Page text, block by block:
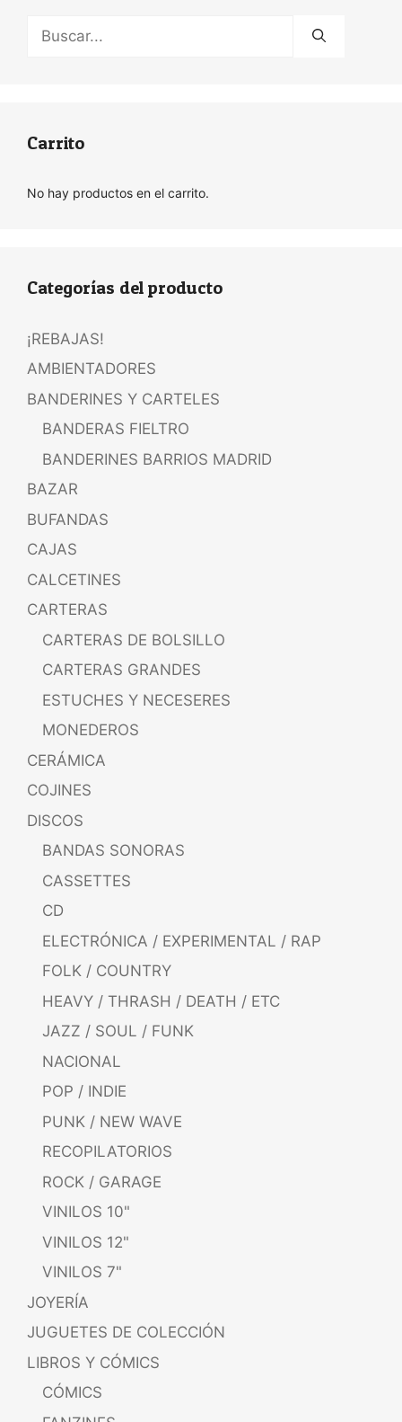
Carrito
No hay productos en el carrito.
Categorías del producto
¡REBAJAS!
AMBIENTADORES
BANDERINES Y CARTELES
BANDERAS FIELTRO
BANDERINES BARRIOS MADRID
BAZAR
BUFANDAS
CAJAS
CALCETINES
CARTERAS
CARTERAS DE BOLSILLO
CARTERAS GRANDES
ESTUCHES Y NECESERES
MONEDEROS
CERÁMICA
COJINES
DISCOS
BANDAS SONORAS
CASSETTES
CD
ELECTRÓNICA / EXPERIMENTAL / RAP
FOLK / COUNTRY
HEAVY / THRASH / DEATH / ETC
JAZZ / SOUL / FUNK
NACIONAL
POP / INDIE
PUNK / NEW WAVE
RECOPILATORIOS
ROCK / GARAGE
VINILOS 10"
VINILOS 12"
VINILOS 7"
JOYERÍA
JUGUETES DE COLECCIÓN
LIBROS Y CÓMICS
CÓMICS